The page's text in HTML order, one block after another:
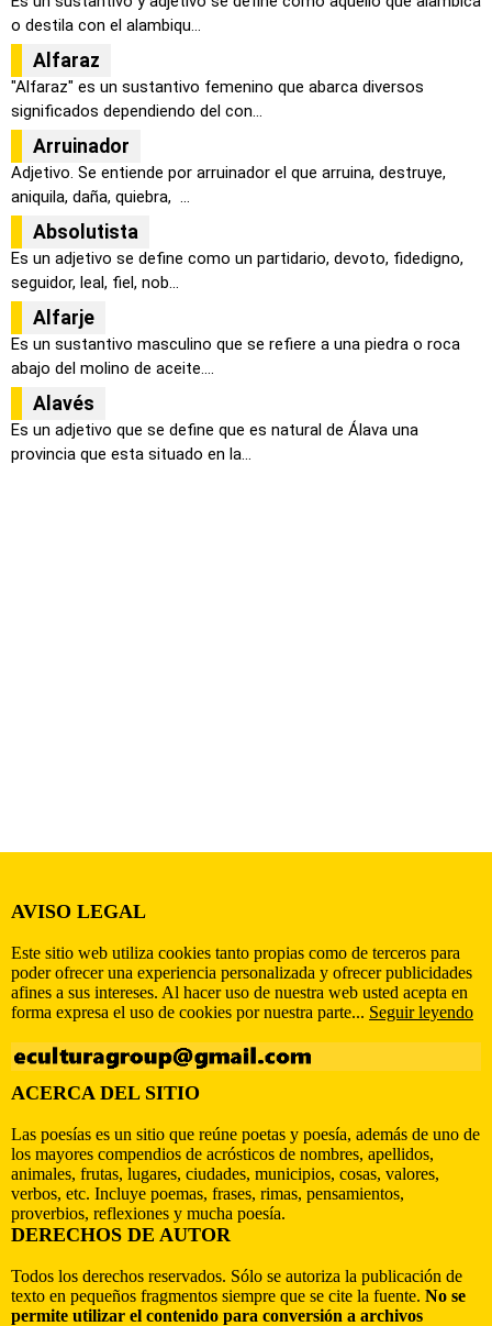
o destila con el alambiqu...
Alfaraz
"Alfaraz" es un sustantivo femenino que abarca diversos
significados dependiendo del con...
Arruinador
Adjetivo. Se entiende por arruinador el que arruina, destruye,
aniquila, daña, quiebra, ...
Absolutista
Es un adjetivo se define como un partidario, devoto, fidedigno,
seguidor, leal, fiel, nob...
Alfarje
Es un sustantivo masculino que se refiere a una piedra o roca
abajo del molino de aceite....
Alavés
Es un adjetivo que se define que es natural de Álava una
provincia que esta situado en la...
AVISO LEGAL
Este sitio web utiliza cookies tanto propias como de terceros para
poder ofrecer una experiencia personalizada y ofrecer publicidades
afines a sus intereses. Al hacer uso de nuestra web usted acepta en
forma expresa el uso de cookies por nuestra parte... Seguir leyendo
ACERCA DEL SITIO
Las poesías es un sitio que reúne poetas y poesía, además de uno de
los mayores compendios de acrósticos de nombres, apellidos,
animales, frutas, lugares, ciudades, municipios, cosas, valores,
verbos, etc. Incluye poemas, frases, rimas, pensamientos,
proverbios, reflexiones y mucha poesía.
DERECHOS DE AUTOR
Todos los derechos reservados. Sólo se autoriza la publicación de
texto en pequeños fragmentos siempre que se cite la fuente. No se
permite utilizar el contenido para conversión a archivos